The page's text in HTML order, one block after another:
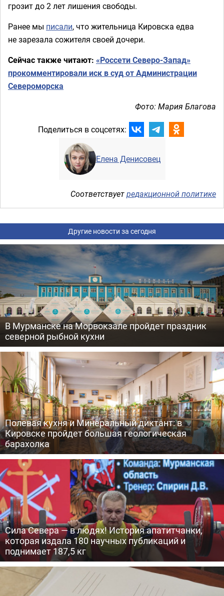
грозит до 2 лет лишения свободы.
Ранее мы писали, что жительница Кировска едва
не зарезала сожителя своей дочери.
Сейчас также читают: «Россети Северо-Запад»
прокомментировали иск в суд от Администрации
Североморска
Фото: Мария Благова
Поделиться в соцсетях:
Елена Денисовец
Соответствуетредакционной политике
Другие новости за сегодня
В Мурманске на Морвокзале пройдет праздник
северной рыбной кухни
Полевая кухня и Минеральный диктант: в
Кировске пройдет большая геологическая
барахолка
Сила Севера — в людях! История апатитчанки,
которая издала 180 научных публикаций и
поднимает 187,5 кг